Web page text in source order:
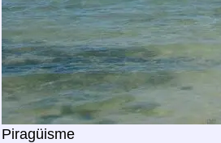
Piragüisme